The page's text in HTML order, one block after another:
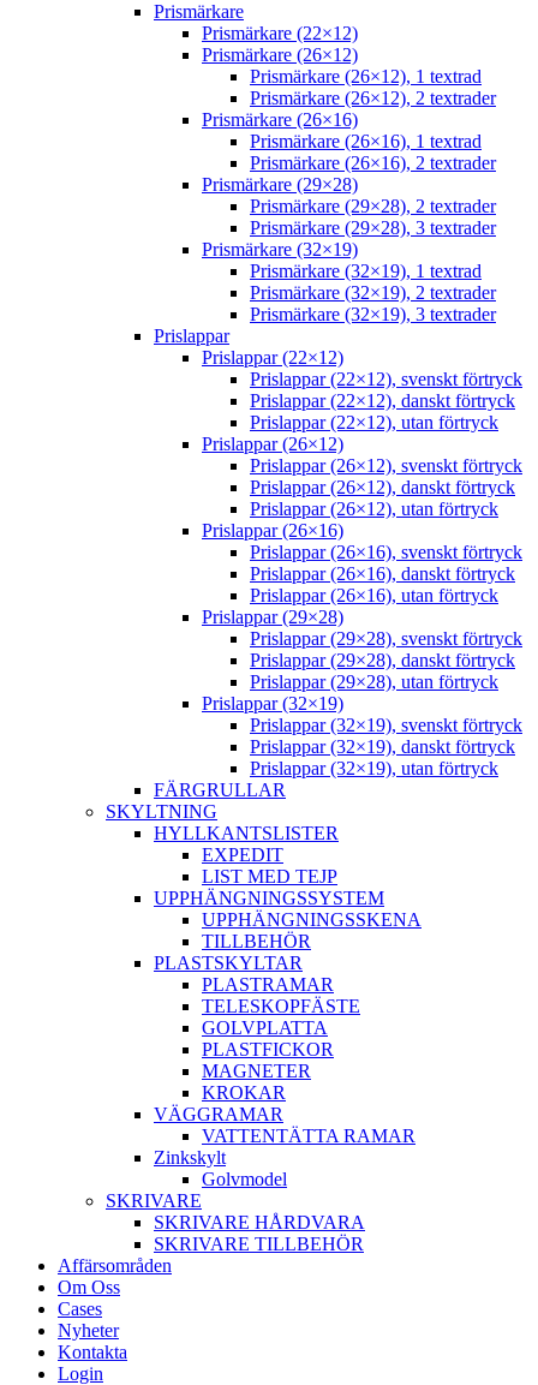
Prismärkare
Prismärkare (22×12)
Prismärkare (26×12)
Prismärkare (26×12), 1 textrad
Prismärkare (26×12), 2 textrader
Prismärkare (26×16)
Prismärkare (26×16), 1 textrad
Prismärkare (26×16), 2 textrader
Prismärkare (29×28)
Prismärkare (29×28), 2 textrader
Prismärkare (29×28), 3 textrader
Prismärkare (32×19)
Prismärkare (32×19), 1 textrad
Prismärkare (32×19), 2 textrader
Prismärkare (32×19), 3 textrader
Prislappar
Prislappar (22×12)
Prislappar (22×12), svenskt förtryck
Prislappar (22×12), danskt förtryck
Prislappar (22×12), utan förtryck
Prislappar (26×12)
Prislappar (26×12), svenskt förtryck
Prislappar (26×12), danskt förtryck
Prislappar (26×12), utan förtryck
Prislappar (26×16)
Prislappar (26×16), svenskt förtryck
Prislappar (26×16), danskt förtryck
Prislappar (26×16), utan förtryck
Prislappar (29×28)
Prislappar (29×28), svenskt förtryck
Prislappar (29×28), danskt förtryck
Prislappar (29×28), utan förtryck
Prislappar (32×19)
Prislappar (32×19), svenskt förtryck
Prislappar (32×19), danskt förtryck
Prislappar (32×19), utan förtryck
FÄRGRULLAR
SKYLTNING
HYLLKANTSLISTER
EXPEDIT
LIST MED TEJP
UPPHÄNGNINGSSYSTEM
UPPHÄNGNINGSSKENA
TILLBEHÖR
PLASTSKYLTAR
PLASTRAMAR
TELESKOPFÄSTE
GOLVPLATTA
PLASTFICKOR
MAGNETER
KROKAR
VÄGGRAMAR
VATTENTÄTTA RAMAR
Zinkskylt
Golvmodel
SKRIVARE
SKRIVARE HÅRDVARA
SKRIVARE TILLBEHÖR
Affärsområden
Om Oss
Cases
Nyheter
Kontakta
Login